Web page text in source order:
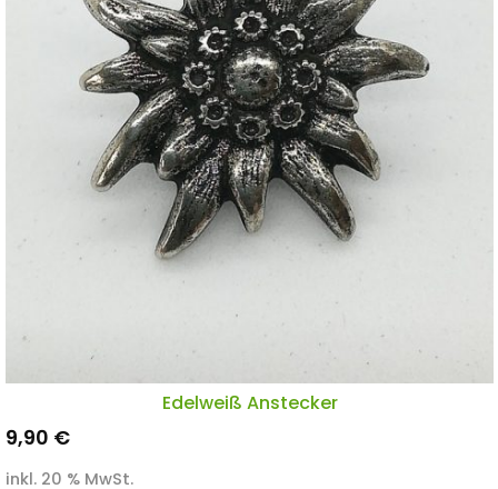
Edelweiß Anstecker
9,90 €
inkl. 20 % MwSt.